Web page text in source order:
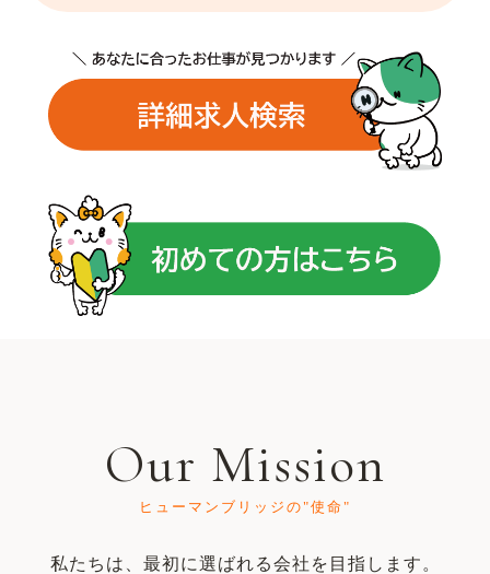
Our Mission
ヒューマンブリッジの"使命"
私たちは、最初に選ばれる会社を目指します。